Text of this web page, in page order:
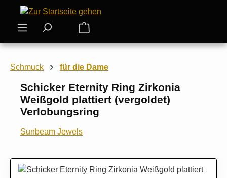
Zum Hauptinhalt springen
Warenkorb enthält 0 Positionen.
Schmuck für die Dame
Schicker Eternity Ring Zirkonia
Weißgold plattiert (vergoldet)
Verlobungsring
Sunbeam Jewels
Bildergalerie überspringen